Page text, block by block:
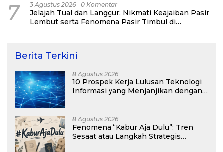
7 3 Agustus 2026 0 Komentar
Jelajah Tual dan Langgur: Nikmati Keajaiban Pasir
Lembut serta Fenomena Pasir Timbul di
Berita Terkini
8 Agustus 2026
10 Prospek Kerja Lulusan Teknologi
Informasi yang Menjanjikan dengan
8 Agustus 2026
Fenomena “Kabur Aja Dulu”: Tren
Sesaat atau Langkah Strategis